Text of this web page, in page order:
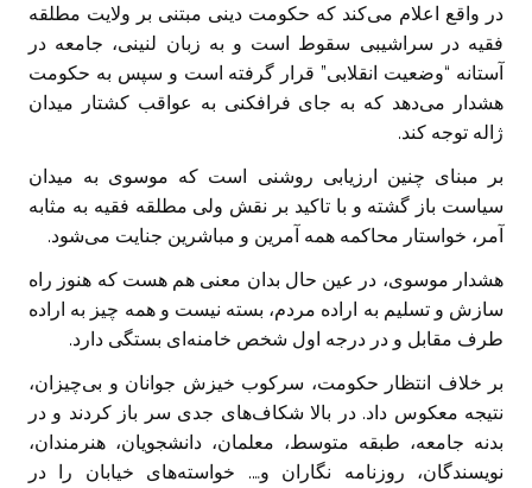
در واقع اعلام می‌کند که حکومت دینی مبتنی بر ولایت مطلقه
فقیه در سراشیبی سقوط است و به زبان لنینی، جامعه در
آستانه “وضعیت انقلابی” قرار گرفته است و سپس به حکومت
هشدار می‌دهد که به جای فرافکنی به عواقب کشتار میدان
ژاله توجه کند.
بر مبنای چنین ارزیابی روشنی است که موسوی به میدان
سیاست باز گشته و با تاکید بر نقش ولی مطلقه فقیه به مثابه
آمر، خواستار محاکمه همه آمرین و مباشرین جنایت می‌شود.
هشدار موسوی، در عین حال بدان معنی هم هست که هنوز راه
سازش و تسلیم به اراده مردم، بسته نیست و همه چیز به اراده
طرف مقابل و در درجه اول شخص خامنه‌ای بستگی دارد.
بر خلاف انتظار حکومت، سرکوب خیزش جوانان و بی‌چیزان،
نتیجه معکوس داد. در بالا شکاف‌های جدی سر باز کردند و در
بدنه جامعه، طبقه متوسط، معلمان، دانشجویان، هنرمندان،
نویسندگان، روزنامه نگاران و…. خواسته‌های خیابان را در